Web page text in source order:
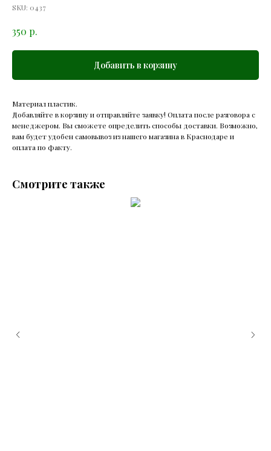
SKU: 0437
350 р.
Добавить в корзину
Материал пластик.
Добавляйте в корзину и отправляйте заявку! Оплата после разговора с
менеджером. Вы сможете определить способы доставки. Возможно,
вам будет удобен самовывоз из нашего магазина в Краснодаре и
оплата по факту.
Смотрите также